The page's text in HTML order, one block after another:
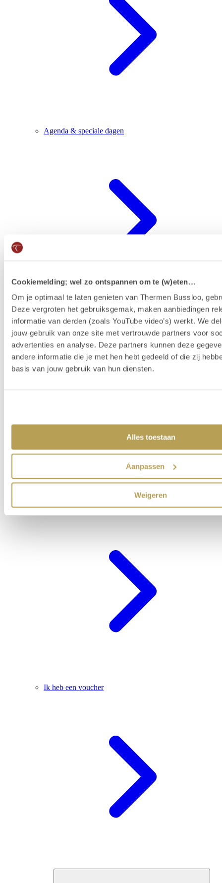
Cookiemelding; wel zo ontspannen om te (w)eten…
Om je optimaal te laten genieten van Thermen Bussloo,
Deze vergroten het gebruiksgemak, maken aanbiedingen
informatie van derden (zoals YouTube video’s) werkt. We
jouw gebruik van onze site met vertrouwde partners voor
advertenties en analyse. Deze partners kunnen deze
andere informatie die je met hen hebt gedeeld of die zij
basis van jouw gebruik van hun diensten.
Alles toestaan
Aanpassen
Weigeren
Agenda & speciale dagen
Badenkaart kopen & reserveren
Ik heb een voucher